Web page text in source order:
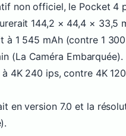
non officiel, le Pocket 4
144,2 × 44,4 × 33,5
à 1 545 mAh (contre 1
(La Caméra Embarquée).
4K 240 ips, contre 4K
en version 7.0 et la